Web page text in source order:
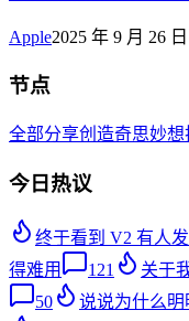
Apple2025 年 9 月 26 日
节点
全部分享创造奇思妙想
今日热议
终于看到 V2 有人
得难用
121
关于
50
说说为什么